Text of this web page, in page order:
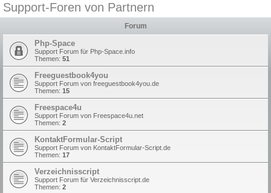
Support-Foren von Partnern
Forum
Php-Space
Support Forum für Php-Space.info
Themen: 51
Freeguestbook4you
Support Forum von freeguestbook4you.de
Themen: 15
Freespace4u
Support Forum von Freespace4u.net
Themen: 2
KontaktFormular-Script
Support Forum von KontaktFormular-Script.de
Themen: 17
Verzeichnisscript
Support Forum für Verzeichnisscript.de
Themen: 2